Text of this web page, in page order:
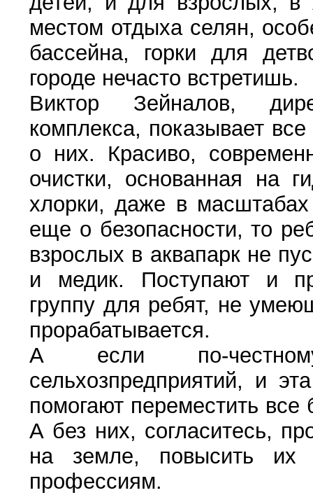
местом отдыха селян,
бассейна, горки для
городе нечасто встретишь.
Виктор Зейналов,
комплекса, показывает
о них. Красиво,
очистки, основанная на
хлорки, даже в
еще о безопасности, то
взрослых в аквапарк не
и медик. Поступают и
группу для ребят, не
прорабатывается.
А если по-
сельхозпредприятий, и
помогают переместить все
А без них, согласитесь,
на земле, повысить их
профессиям.